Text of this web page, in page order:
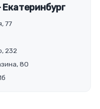
77
232
80